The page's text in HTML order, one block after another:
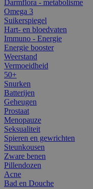
Darmflora - metabolisme
Omega 3
Suikerspiegel
Hart- en bloedvaten
Immuno - Energie
Energie booster
Weerstand
Vermoeidheid
50+
Snurken
Batterijen
Geheugen
Prostaat
Menopauze
Seksualiteit
Spieren en gewrichten
Steunkousen
Zware benen
Pillendozen
Acne
Bad en Douche